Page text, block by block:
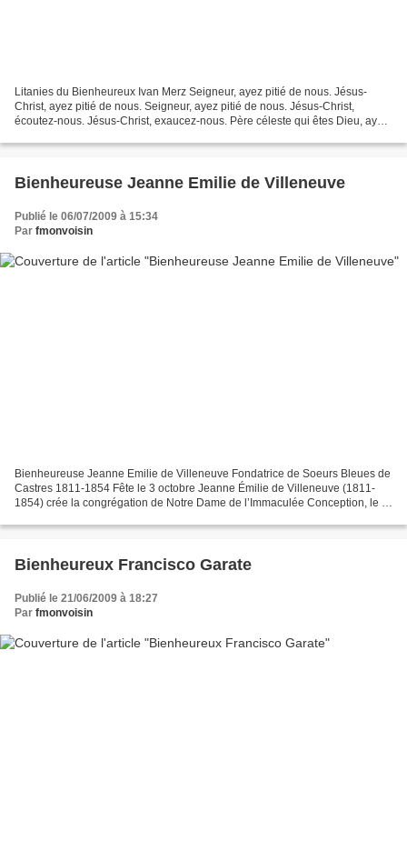
Litanies du Bienheureux Ivan Merz Seigneur, ayez pitié de nous. Jésus-
Christ, ayez pitié de nous. Seigneur, ayez pitié de nous. Jésus-Christ,
écoutez-nous. Jésus-Christ, exaucez-nous. Père céleste qui êtes Dieu, ayez
Bienheureuse Jeanne Emilie de Villeneuve
Publié le 06/07/2009 à 15:34
Par fmonvoisin
Bienheureuse Jeanne Emilie de Villeneuve Fondatrice de Soeurs Bleues de
Castres 1811-1854 Fête le 3 octobre Jeanne Émilie de Villeneuve (1811-
1854) crée la congrégation de Notre Dame de l’Immaculée Conception, le 8
Bienheureux Francisco Garate
Publié le 21/06/2009 à 18:27
Par fmonvoisin